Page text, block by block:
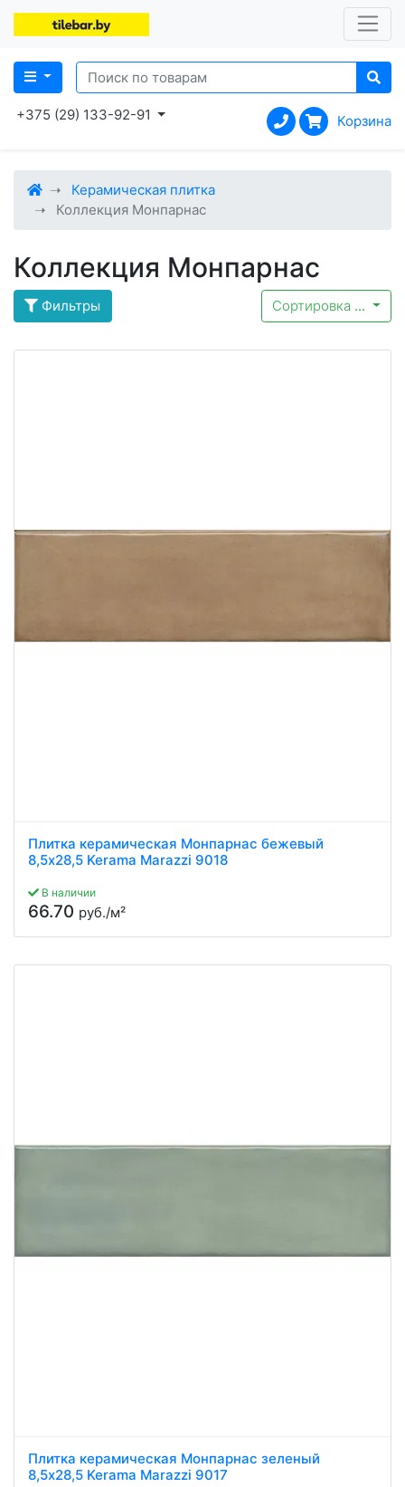
+375 (29) 133-92-91 Корзина
Керамическая плитка
Коллекция Монпарнас
Коллекция Монпарнас
Фильтры Сортировка ...
Плитка керамическая Монпарнас бежевый
8,5x28,5 Kerama Marazzi 9018
В наличии
66.70 руб./м²
Плитка керамическая Монпарнас зеленый
8,5x28,5 Kerama Marazzi 9017